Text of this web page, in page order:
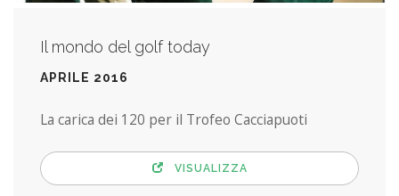
Il mondo del golf today
APRILE 2016
La carica dei 120 per il Trofeo Cacciapuoti
VISUALIZZA